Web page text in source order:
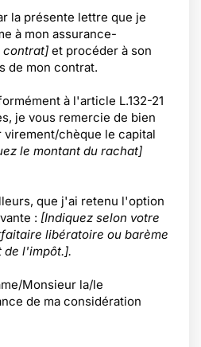
la présente lettre que je
à mon assurance-
contrat] et procéder à son
de mon contrat.
à l'article L.132-21
je vous remercie de bien
chèque le capital
le montant du rachat]
que j'ai retenu l'option
: [Indiquez selon votre
libératoire ou barème
de l'impôt.].
Monsieur la/le
de ma considération